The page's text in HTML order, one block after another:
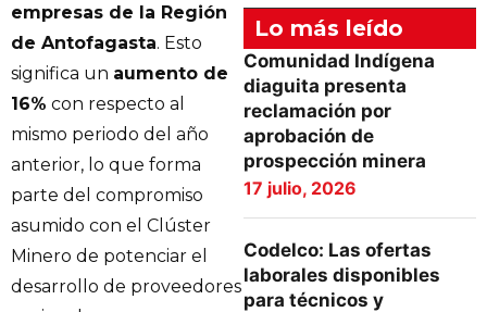
empresas de la Región
de Antofagasta. Esto
significa un aumento de
16% con respecto al
mismo periodo del año
anterior, lo que forma
parte del compromiso
asumido con el Clúster
Minero de potenciar el
desarrollo de proveedores
Lo más leído
Comunidad Indígena
diaguita presenta
reclamación por
aprobación de
prospección minera
17 julio, 2026
Codelco: Las ofertas
laborales disponibles
para técnicos y